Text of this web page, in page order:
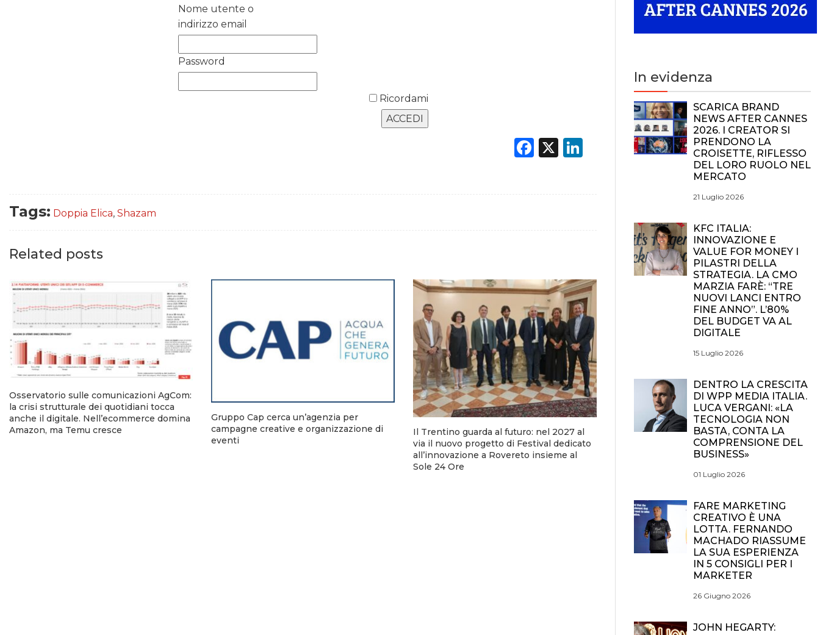
Nome utente o
indirizzo email
Password
Ricordami
Facebook
X LinkedIn
Tags: Doppia Elica, Shazam
Related posts
Osservatorio sulle comunicazioni AgCom:
la crisi strutturale dei quotidiani tocca
anche il digitale. Nell’ecommerce domina
Amazon, ma Temu cresce
Gruppo Cap cerca un’agenzia per
campagne creative e organizzazione di
eventi
Il Trentino guarda al futuro: nel 2027 al
via il nuovo progetto di Festival dedicato
all’innovazione a Rovereto insieme al
Sole 24 Ore
In evidenza
SCARICA BRAND
NEWS AFTER CANNES
2026. I CREATOR SI
PRENDONO LA
CROISETTE, RIFLESSO
DEL LORO RUOLO NEL
MERCATO
21 Luglio 2026
KFC ITALIA:
INNOVAZIONE E
VALUE FOR MONEY I
PILASTRI DELLA
STRATEGIA. LA CMO
MARZIA FARÈ: “TRE
NUOVI LANCI ENTRO
FINE ANNO”. L’80%
DEL BUDGET VA AL
DIGITALE
15 Luglio 2026
DENTRO LA CRESCITA
DI WPP MEDIA ITALIA.
LUCA VERGANI: «LA
TECNOLOGIA NON
BASTA, CONTA LA
COMPRENSIONE DEL
BUSINESS»
01 Luglio 2026
FARE MARKETING
CREATIVO È UNA
LOTTA. FERNANDO
MACHADO RIASSUME
LA SUA ESPERIENZA
IN 5 CONSIGLI PER I
MARKETER
26 Giugno 2026
JOHN HEGARTY: